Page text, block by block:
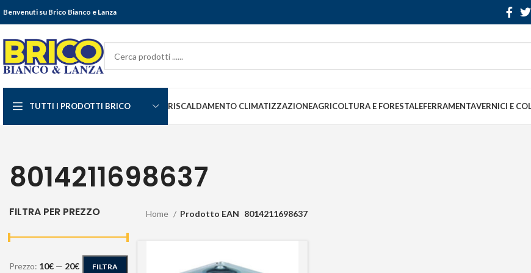
Benvenuti su Brico Bianco e Lanza
TUTTI I PRODOTTI BRICO RISCALDAMENTO CLIMATIZZAZIONEAGRICOLTURA E FORESTALEFERRAMENTAVERNICI E
8014211698637
FILTRA PER PREZZO
FILTRA
Prezzo: 10€ — 20€
Home Prodotto EAN 8014211698637